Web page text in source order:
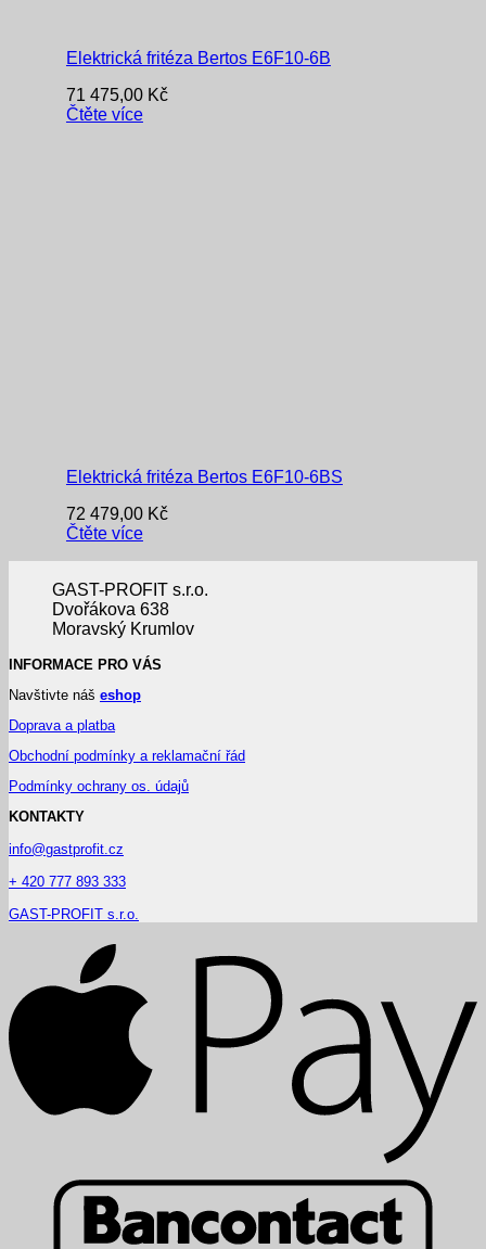
Elektrická fritéza Bertos E6F10-6B
71 475,00 Kč
Čtěte více
Elektrická fritéza Bertos E6F10-6BS
72 479,00 Kč
Čtěte více
GAST-PROFIT s.r.o.
Dvořákova 638
Moravský Krumlov
INFORMACE PRO VÁS
Navštivte náš eshop
Doprava a platba
Obchodní podmínky a reklamační řád
Podmínky ochrany os. údajů
KONTAKTY
info@gastprofit.cz
+ 420 777 893 333
GAST-PROFIT s.r.o.